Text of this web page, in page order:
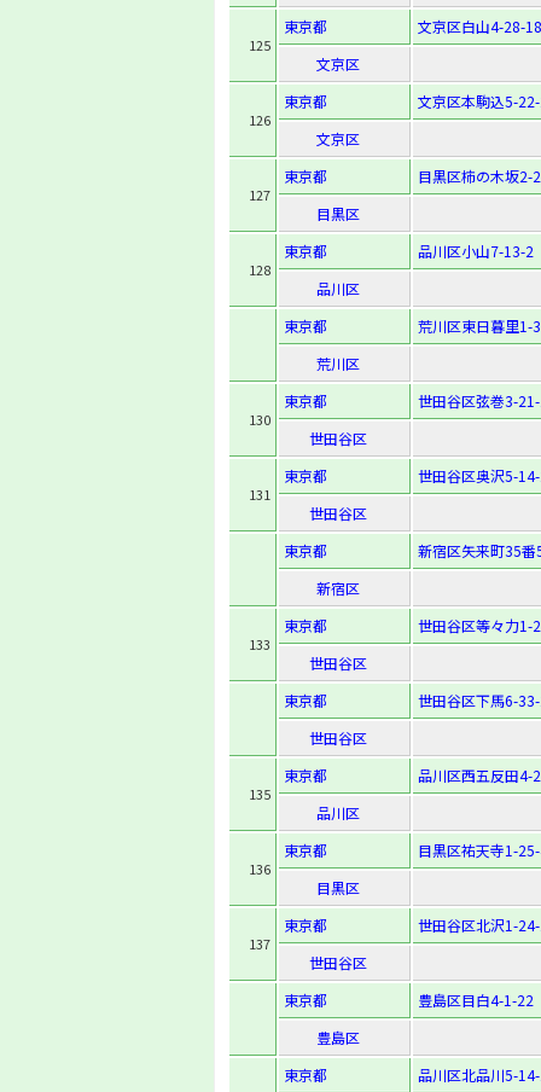
125
東京都
文京区白山4-28-18
文京区
126
東京都
文京区本駒込5-
文京区
127
東京都
目黒区柿の木坂2-
目黒区
128
東京都
品川区小山7-13-2
品川区
東京都
荒川区東日暮里1-
荒川区
130
東京都
世田谷区弦巻3-
世田谷区
131
東京都
世田谷区奥沢5-
世田谷区
東京都
新宿区矢来町35番
新宿区
133
東京都
世田谷区等々力1-
世田谷区
東京都
世田谷区下馬6-
世田谷区
135
東京都
品川区西五反田4-
品川区
136
東京都
目黒区祐天寺1-
目黒区
137
東京都
世田谷区北沢1-
世田谷区
東京都
豊島区目白4-1-22
豊島区
東京都
品川区北品川5-